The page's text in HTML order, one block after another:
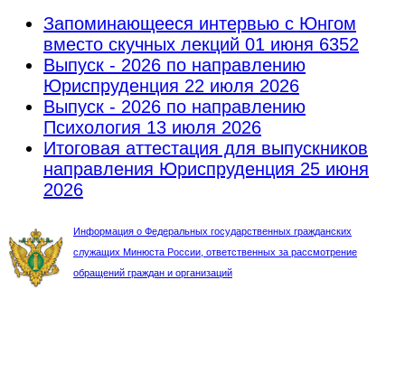
Запоминающееся интервью с Юнгом
вместо скучных лекций 01 июня 6352
Выпуск - 2026 по направлению
Юриспруденция 22 июля 2026
Выпуск - 2026 по направлению
Психология 13 июля 2026
Итоговая аттестация для выпускников
направления Юриспруденция 25 июня
2026
Информация о Федеральных государственных гражданских
служащих Минюста России, ответственных за рассмотрение
обращений граждан и организаций